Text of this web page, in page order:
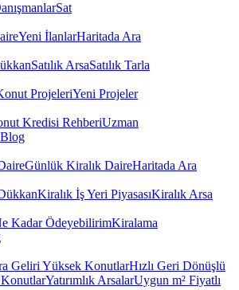
Sat
Yeni İlanlarHaritada Ara
Satılık ArsaSatılık Tarla
ProjeleriYeni Projeler
Kredisi RehberiUzman
Günlük Kiralık DaireHaritada Ara
Kiralık İş Yeri PiyasasıKiralık Arsa
Kadar ÖdeyebilirimKiralama
Geliri Yüksek KonutlarHızlı Geri Dönüşlü
KonutlarYatırımlık ArsalarUygun m² Fiyatlı